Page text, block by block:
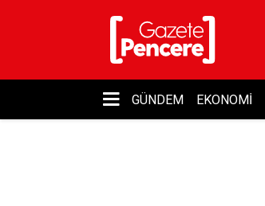
GÜNDEM EKONOMI